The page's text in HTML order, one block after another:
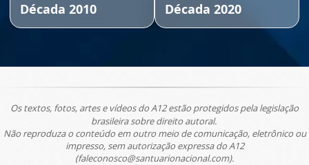
Década 2010 Década 2020
Os textos, fotos, artes e vídeos do A12 estão protegidos pela legislação
brasileira sobre direito autoral.
Não reproduza o conteúdo em outro meio de comunicação, eletrônico ou
impresso, sem autorização expressa do A12
(faleconosco@santuarionacional.com).